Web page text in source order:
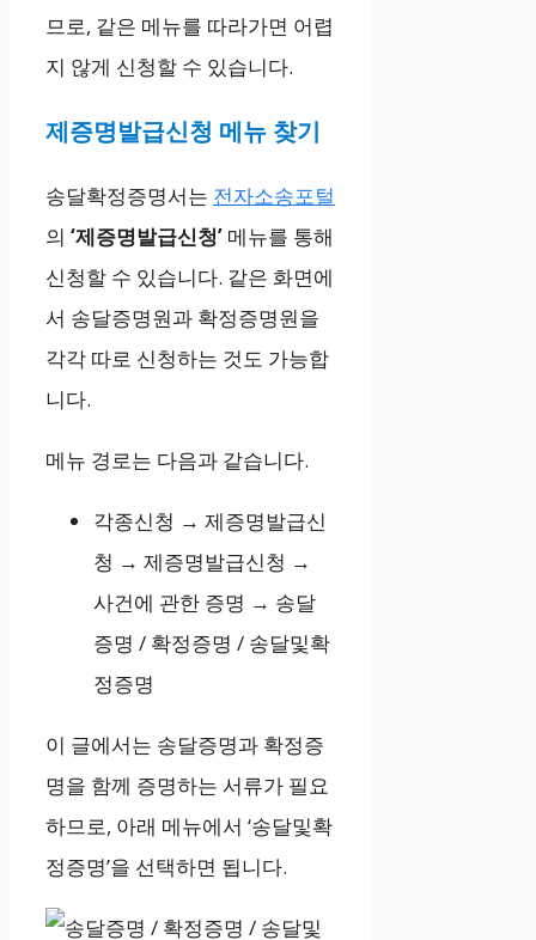
므로, 같은 메뉴를 따라가면 어렵
지 않게 신청할 수 있습니다.
제증명발급신청 메뉴 찾기
송달확정증명서는 전자소송포털
의 ‘제증명발급신청’ 메뉴를 통해
신청할 수 있습니다. 같은 화면에
서 송달증명원과 확정증명원을
각각 따로 신청하는 것도 가능합
니다.
메뉴 경로는 다음과 같습니다.
각종신청 → 제증명발급신
청 → 제증명발급신청 →
사건에 관한 증명 → 송달
증명 / 확정증명 / 송달및확
정증명
이 글에서는 송달증명과 확정증
명을 함께 증명하는 서류가 필요
하므로, 아래 메뉴에서 ‘송달및확
정증명’을 선택하면 됩니다.